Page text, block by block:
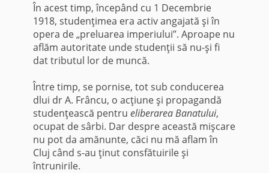
În acest timp, începând cu 1 Decembrie
1918, studenţimea era activ an­gajată şi în
opera de „preluarea imperiului”. Aproape nu
aflăm autori­tate unde studenţii să nu-şi fi
dat tributul lor de muncă.
Între timp, se pornise, tot sub conducerea
dlui dr A. Frâncu, o ac­ţiune şi propagandă
studenţească pentru eliberarea Banatului,
ocupat de sârbi. Dar despre această mişcare
nu pot da amănunte, căci nu mă aflam în
Cluj când s-au ţinut consfătuirile şi
întrunirile.